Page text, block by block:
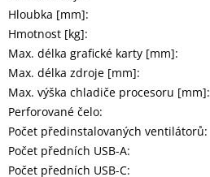
Hloubka [mm]:
Hmotnost [kg]:
Max. délka grafické karty [mm]:
Max. délka zdroje [mm]:
Max. výška chladiče procesoru [mm]:
Perforované čelo:
Počet předinstalovaných ventilátorů:
Počet předních USB-A:
Počet předních USB-C: